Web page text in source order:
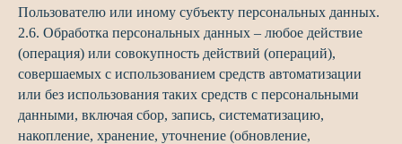
Пользователю или иному субъекту персональных данных.
2.6. Обработка персональных данных – любое действие
(операция) или совокупность действий (операций),
совершаемых с использованием средств автоматизации
или без использования таких средств с персональными
данными, включая сбор, запись, систематизацию,
накопление, хранение, уточнение (обновление,